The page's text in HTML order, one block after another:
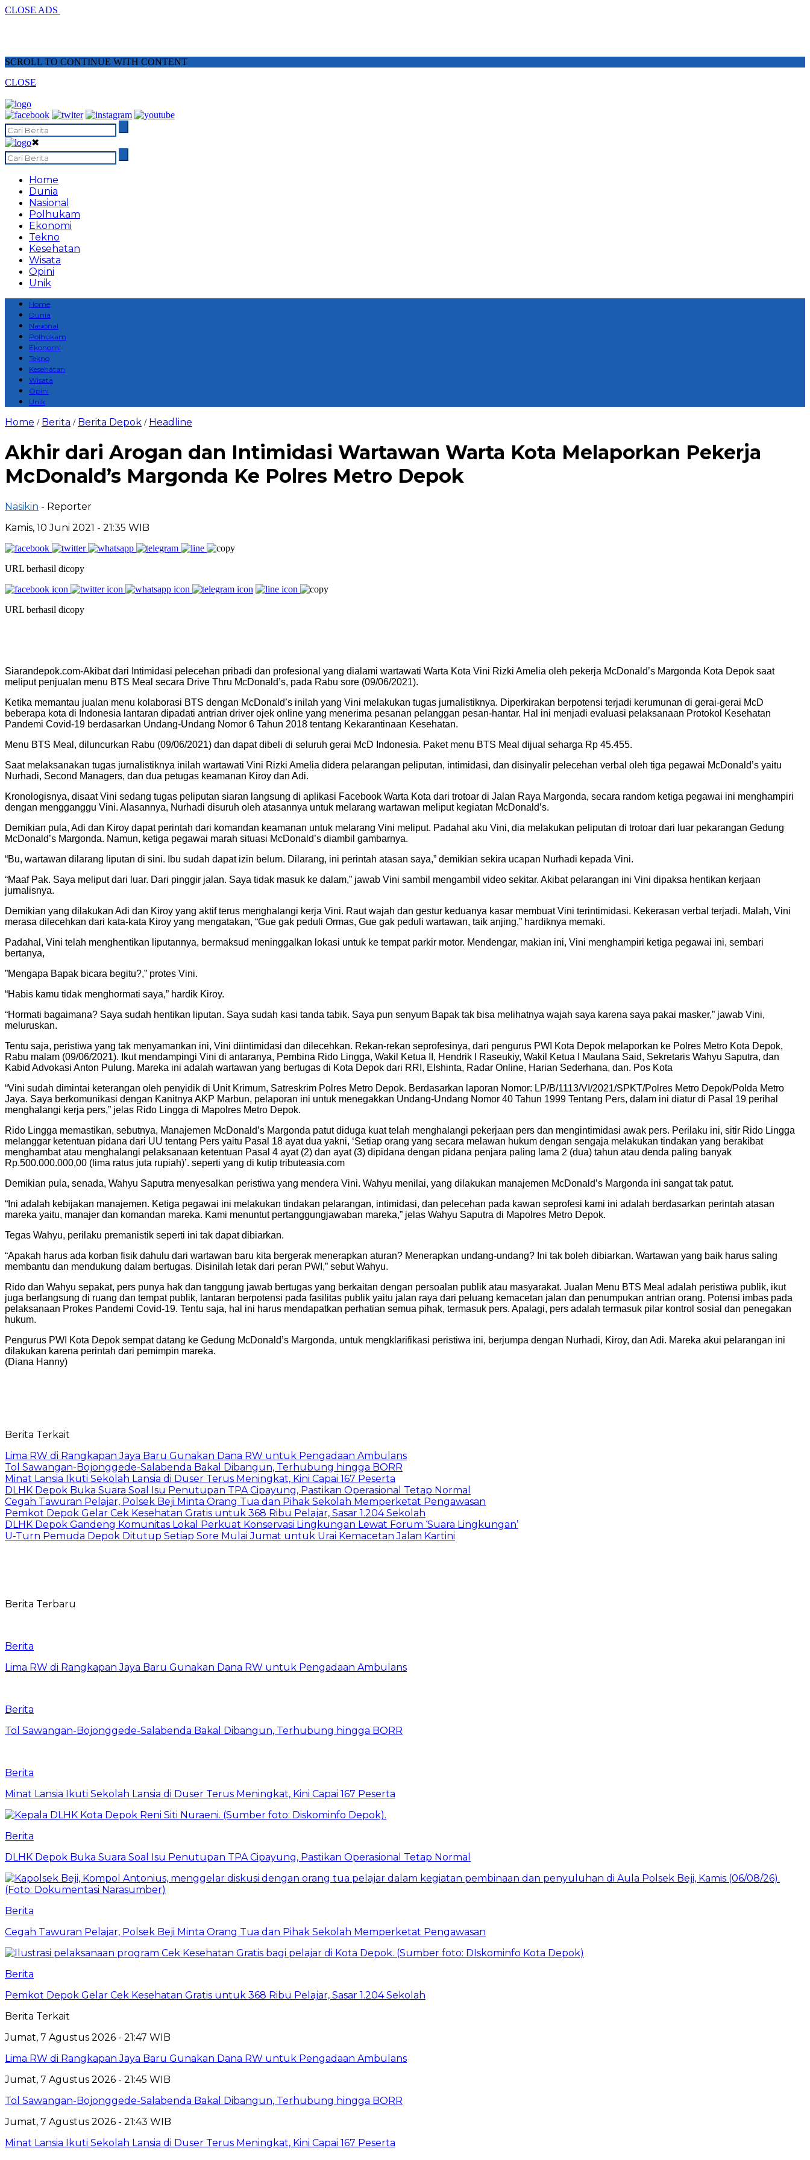
CLOSE ADS
SCROLL TO CONTINUE WITH CONTENT
CLOSE
✖
Home
Dunia
Nasional
Polhukam
Ekonomi
Tekno
Kesehatan
Wisata
Opini
Unik
Home
Dunia
Nasional
Polhukam
Ekonomi
Tekno
Kesehatan
Wisata
Opini
Unik
Home / Berita / Berita Depok / Headline
Akhir dari Arogan dan Intimidasi Wartawan Warta Kota Melaporkan Pekerja
McDonald’s Margonda Ke Polres Metro Depok
Nasikin - Reporter
Kamis, 10 Juni 2021 - 21:35 WIB
URL berhasil dicopy
URL berhasil dicopy
Siarandepok.com-Akibat dari Intimidasi pelecehan pribadi dan profesional yang dialami wartawati Warta Kota Vini Rizki Amelia oleh pekerja McDonald’s Margonda Kota Depok saat
meliput penjualan menu BTS Meal secara Drive Thru McDonald’s, pada Rabu sore (09/06/2021).
Ketika memantau jualan menu kolaborasi BTS dengan McDonald’s inilah yang Vini melakukan tugas jurnalistiknya. Diperkirakan berpotensi terjadi kerumunan di gerai-gerai McD
beberapa kota di Indonesia lantaran dipadati antrian driver ojek online yang menerima pesanan pelanggan pesan-hantar. Hal ini menjadi evaluasi pelaksanaan Protokol Kesehatan
Pandemi Covid-19 berdasarkan Undang-Undang Nomor 6 Tahun 2018 tentang Kekarantinaan Kesehatan.
Menu BTS Meal, diluncurkan Rabu (09/06/2021) dan dapat dibeli di seluruh gerai McD Indonesia. Paket menu BTS Meal dijual seharga Rp 45.455.
Saat melaksanakan tugas jurnalistiknya inilah wartawati Vini Rizki Amelia didera pelarangan peliputan, intimidasi, dan disinyalir pelecehan verbal oleh tiga pegawai McDonald’s yaitu
Nurhadi, Second Managers, dan dua petugas keamanan Kiroy dan Adi.
Kronologisnya, disaat Vini sedang tugas peliputan siaran langsung di aplikasi Facebook Warta Kota dari trotoar di Jalan Raya Margonda, secara random ketiga pegawai ini menghampiri
dengan mengganggu Vini. Alasannya, Nurhadi disuruh oleh atasannya untuk melarang wartawan meliput kegiatan McDonald’s.
Demikian pula, Adi dan Kiroy dapat perintah dari komandan keamanan untuk melarang Vini meliput. Padahal aku Vini, dia melakukan peliputan di trotoar dari luar pekarangan Gedung
McDonald’s Margonda. Namun, ketiga pegawai marah situasi McDonald’s diambil gambarnya.
“Bu, wartawan dilarang liputan di sini. Ibu sudah dapat izin belum. Dilarang, ini perintah atasan saya,” demikian sekira ucapan Nurhadi kepada Vini.
“Maaf Pak. Saya meliput dari luar. Dari pinggir jalan. Saya tidak masuk ke dalam,” jawab Vini sambil mengambil video sekitar. Akibat pelarangan ini Vini dipaksa hentikan kerjaan
jurnalisnya.
Demikian yang dilakukan Adi dan Kiroy yang aktif terus menghalangi kerja Vini. Raut wajah dan gestur keduanya kasar membuat Vini terintimidasi. Kekerasan verbal terjadi. Malah, Vini
merasa dilecehkan dari kata-kata Kiroy yang mengatakan, “Gue gak peduli Ormas, Gue gak peduli wartawan, taik anjing,” hardiknya memaki.
Padahal, Vini telah menghentikan liputannya, bermaksud meninggalkan lokasi untuk ke tempat parkir motor. Mendengar, makian ini, Vini menghampiri ketiga pegawai ini, sembari
bertanya,
”Mengapa Bapak bicara begitu?,” protes Vini.
“Habis kamu tidak menghormati saya,” hardik Kiroy.
“Hormati bagaimana? Saya sudah hentikan liputan. Saya sudah kasi tanda tabik. Saya pun senyum Bapak tak bisa melihatnya wajah saya karena saya pakai masker,” jawab Vini,
meluruskan.
Tentu saja, peristiwa yang tak menyamankan ini, Vini diintimidasi dan dilecehkan. Rekan-rekan seprofesinya, dari pengurus PWI Kota Depok melaporkan ke Polres Metro Kota Depok,
Rabu malam (09/06/2021). Ikut mendampingi Vini di antaranya, Pembina Rido Lingga, Wakil Ketua II, Hendrik I Raseukiy, Wakil Ketua I Maulana Said, Sekretaris Wahyu Saputra, dan
Kabid Advokasi Anton Pulung. Mareka ini adalah wartawan yang bertugas di Kota Depok dari RRI, Elshinta, Radar Online, Harian Sederhana, dan. Pos Kota
“Vini sudah dimintai keterangan oleh penyidik di Unit Krimum, Satreskrim Polres Metro Depok. Berdasarkan laporan Nomor: LP/B/1113/VI/2021/SPKT/Polres Metro Depok/Polda Metro
Jaya. Saya berkomunikasi dengan Kanitnya AKP Marbun, pelaporan ini untuk menegakkan Undang-Undang Nomor 40 Tahun 1999 Tentang Pers, dalam ini diatur di Pasal 19 perihal
menghalangi kerja pers,” jelas Rido Lingga di Mapolres Metro Depok.
Rido Lingga memastikan, sebutnya, Manajemen McDonald’s Margonda patut diduga kuat telah menghalangi pekerjaan pers dan mengintimidasi awak pers. Perilaku ini, sitir Rido Lingga
melanggar ketentuan pidana dari UU tentang Pers yaitu Pasal 18 ayat dua yakni, ‘Setiap orang yang secara melawan hukum dengan sengaja melakukan tindakan yang berakibat
menghambat atau menghalangi pelaksanaan ketentuan Pasal 4 ayat (2) dan ayat (3) dipidana dengan pidana penjara paling lama 2 (dua) tahun atau denda paling banyak
Rp.500.000.000,00 (lima ratus juta rupiah)’. seperti yang di kutip tributeasia.com
Demikian pula, senada, Wahyu Saputra menyesalkan peristiwa yang mendera Vini. Wahyu menilai, yang dilakukan manajemen McDonald’s Margonda ini sangat tak patut.
“Ini adalah kebijakan manajemen. Ketiga pegawai ini melakukan tindakan pelarangan, intimidasi, dan pelecehan pada kawan seprofesi kami ini adalah berdasarkan perintah atasan
mareka yaitu, manajer dan komandan mareka. Kami menuntut pertanggungjawaban mareka,” jelas Wahyu Saputra di Mapolres Metro Depok.
Tegas Wahyu, perilaku premanistik seperti ini tak dapat dibiarkan.
“Apakah harus ada korban fisik dahulu dari wartawan baru kita bergerak menerapkan aturan? Menerapkan undang-undang? Ini tak boleh dibiarkan. Wartawan yang baik harus saling
membantu dan mendukung dalam bertugas. Disinilah letak dari peran PWI,” sebut Wahyu.
Rido dan Wahyu sepakat, pers punya hak dan tanggung jawab bertugas yang berkaitan dengan persoalan publik atau masyarakat. Jualan Menu BTS Meal adalah peristiwa publik, ikut
juga berlangsung di ruang dan tempat publik, lantaran berpotensi pada fasilitas publik yaitu jalan raya dari peluang kemacetan jalan dan penumpukan antrian orang. Potensi imbas pada
pelaksanaan Prokes Pandemi Covid-19. Tentu saja, hal ini harus mendapatkan perhatian semua pihak, termasuk pers. Apalagi, pers adalah termasuk pilar kontrol sosial dan penegakan
hukum.
Pengurus PWI Kota Depok sempat datang ke Gedung McDonald’s Margonda, untuk mengklarifikasi peristiwa ini, berjumpa dengan Nurhadi, Kiroy, dan Adi. Mareka akui pelarangan ini
dilakukan karena perintah dari pemimpin mareka.
(Diana Hanny)
Berita Terkait
Lima RW di Rangkapan Jaya Baru Gunakan Dana RW untuk Pengadaan Ambulans
Tol Sawangan-Bojonggede-Salabenda Bakal Dibangun, Terhubung hingga BORR
Minat Lansia Ikuti Sekolah Lansia di Duser Terus Meningkat, Kini Capai 167 Peserta
DLHK Depok Buka Suara Soal Isu Penutupan TPA Cipayung, Pastikan Operasional Tetap Normal
Cegah Tawuran Pelajar, Polsek Beji Minta Orang Tua dan Pihak Sekolah Memperketat Pengawasan
Pemkot Depok Gelar Cek Kesehatan Gratis untuk 368 Ribu Pelajar, Sasar 1.204 Sekolah
DLHK Depok Gandeng Komunitas Lokal Perkuat Konservasi Lingkungan Lewat Forum ‘Suara Lingkungan’
U-Turn Pemuda Depok Ditutup Setiap Sore Mulai Jumat untuk Urai Kemacetan Jalan Kartini
Berita Terbaru
Berita
Lima RW di Rangkapan Jaya Baru Gunakan Dana RW untuk Pengadaan Ambulans
Berita
Tol Sawangan-Bojonggede-Salabenda Bakal Dibangun, Terhubung hingga BORR
Berita
Minat Lansia Ikuti Sekolah Lansia di Duser Terus Meningkat, Kini Capai 167 Peserta
Berita
DLHK Depok Buka Suara Soal Isu Penutupan TPA Cipayung, Pastikan Operasional Tetap Normal
Berita
Cegah Tawuran Pelajar, Polsek Beji Minta Orang Tua dan Pihak Sekolah Memperketat Pengawasan
Berita
Pemkot Depok Gelar Cek Kesehatan Gratis untuk 368 Ribu Pelajar, Sasar 1.204 Sekolah
Berita Terkait
Jumat, 7 Agustus 2026 - 21:47 WIB
Lima RW di Rangkapan Jaya Baru Gunakan Dana RW untuk Pengadaan Ambulans
Jumat, 7 Agustus 2026 - 21:45 WIB
Tol Sawangan-Bojonggede-Salabenda Bakal Dibangun, Terhubung hingga BORR
Jumat, 7 Agustus 2026 - 21:43 WIB
Minat Lansia Ikuti Sekolah Lansia di Duser Terus Meningkat, Kini Capai 167 Peserta